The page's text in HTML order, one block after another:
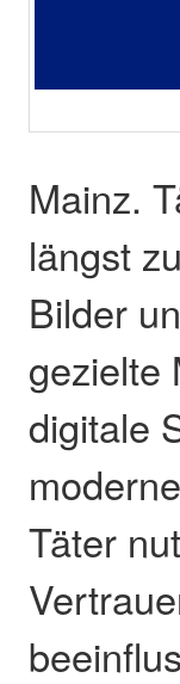
Mainz.
längst
Bilder
gezielte
digitale
Täter